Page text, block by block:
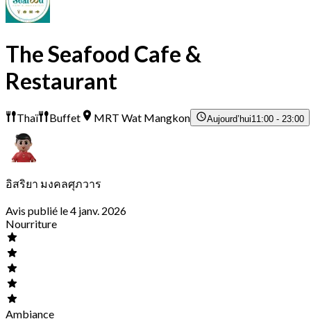
The Seafood Cafe &
Restaurant
Thaï Buffet MRT Wat Mangkon Aujourd’hui11:00 - 23:00
อิสริยา มงคลศุภวาร
Avis publié le 4 janv. 2026
Nourriture
Ambiance